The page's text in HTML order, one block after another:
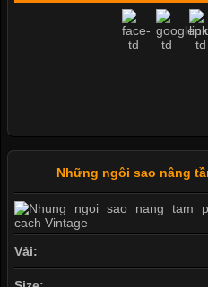
Những ngôi sao nâng
Vải: